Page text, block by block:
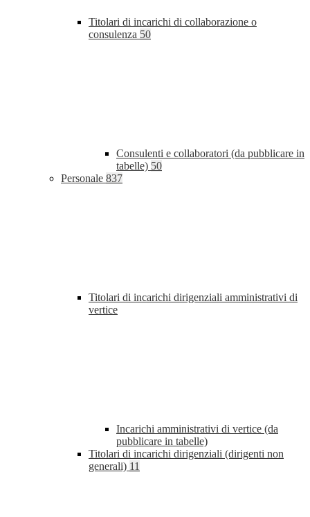
Titolari di incarichi di collaborazione o
consulenza 50
Consulenti e collaboratori (da pubblicare in
tabelle) 50
Personale 837
Titolari di incarichi dirigenziali amministrativi di
vertice
Incarichi amministrativi di vertice (da
pubblicare in tabelle)
Titolari di incarichi dirigenziali (dirigenti non
generali) 11